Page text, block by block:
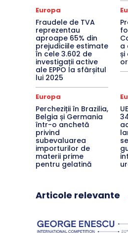
Europa
Fraudele de TVA
reprezentau
aproape 65% din
prejudiciile estimate
în cele 3.602 de
investigații active
ale EPPO la sfârșitul
lui 2025
a
și
Europa
Percheziții în Brazilia,
Belgia și Germania
într-o anchetă
privind
subevaluarea
importurilor de
materii prime
pentru gelatină
Articole relevante